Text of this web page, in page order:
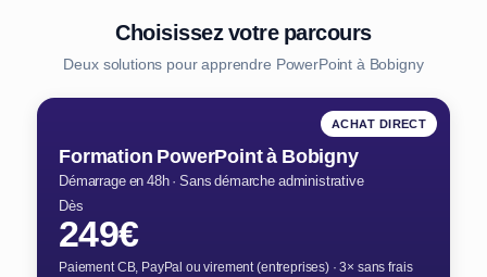
Choisissez votre parcours
Deux solutions pour apprendre PowerPoint à Bobigny
ACHAT DIRECT
Formation PowerPoint à Bobigny
Démarrage en 48h · Sans démarche administrative
Dès
249€
Paiement CB, PayPal ou virement (entreprises) · 3× sans frais